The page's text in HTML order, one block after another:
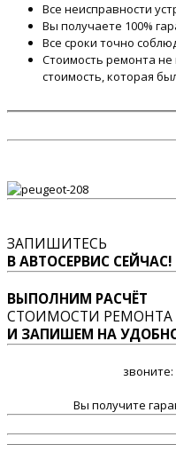
Все неисправности
Вы получаете 100%
Все сроки точно
Стоимость ремонта
стоимость, которая
ЗАПИШИТЕСЬ
В АВТОСЕРВИС СЕЙЧАС!
ВЫПОЛНИМ РАСЧЁТ
СТОИМОСТИ РЕМОНТА
И ЗАПИШЕМ НА
звоните:
Вы получите